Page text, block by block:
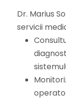
Dr. Marius
servicii